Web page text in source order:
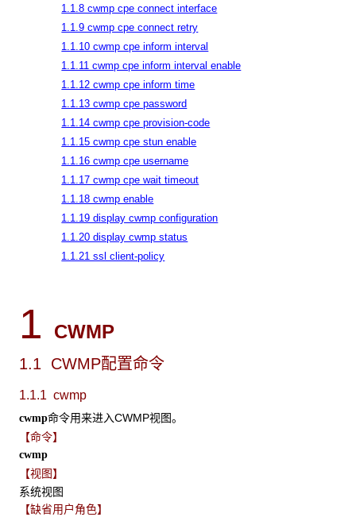
1.1.8 cwmp cpe connect interface
1.1.9 cwmp cpe connect retry
1.1.10 cwmp cpe inform interval
1.1.11 cwmp cpe inform interval enable
1.1.12 cwmp cpe inform time
1.1.13 cwmp cpe password
1.1.14 cwmp cpe provision-code
1.1.15 cwmp cpe stun enable
1.1.16 cwmp cpe username
1.1.17 cwmp cpe wait timeout
1.1.18 cwmp enable
1.1.19 display cwmp configuration
1.1.20 display cwmp status
1.1.21 ssl client-policy
1 CWMP
1.1 CWMP配置命令
1.1.1 cwmp
cwmp命令用来进入CWMP视图。
【命令】
cwmp
【视图】
系统视图
【缺省用户角色】